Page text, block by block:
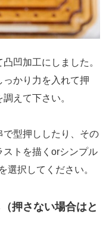
凹加工にしました。
っかり力を入れて押
調えて下さい。
で型押ししたり、その
ストを描くorシンプル
選択してください。
押さない場合はと